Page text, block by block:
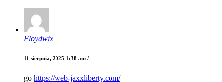
Floydwix
11 sierpnia, 2025 1:38 am /
go https://web-jaxxliberty.com/